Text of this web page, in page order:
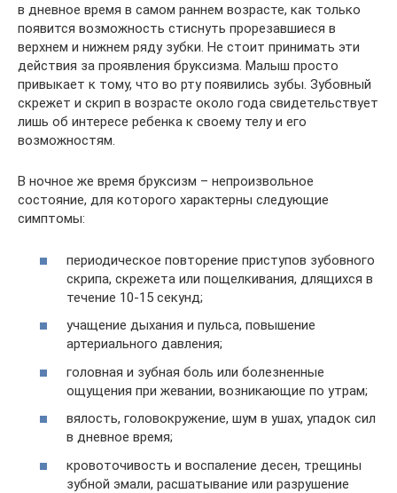
в дневное время в самом раннем возрасте, как только
появится возможность стиснуть прорезавшиеся в
верхнем и нижнем ряду зубки. Не стоит принимать эти
действия за проявления бруксизма. Малыш просто
привыкает к тому, что во рту появились зубы. Зубовный
скрежет и скрип в возрасте около года свидетельствует
лишь об интересе ребенка к своему телу и его
возможностям.
В ночное же время бруксизм – непроизвольное
состояние, для которого характерны следующие
симптомы:
периодическое повторение приступов зубовного
скрипа, скрежета или пощелкивания, длящихся в
течение 10-15 секунд;
учащение дыхания и пульса, повышение
артериального давления;
головная и зубная боль или болезненные
ощущения при жевании, возникающие по утрам;
вялость, головокружение, шум в ушах, упадок сил
в дневное время;
кровоточивость и воспаление десен, трещины
зубной эмали, расшатывание или разрушение